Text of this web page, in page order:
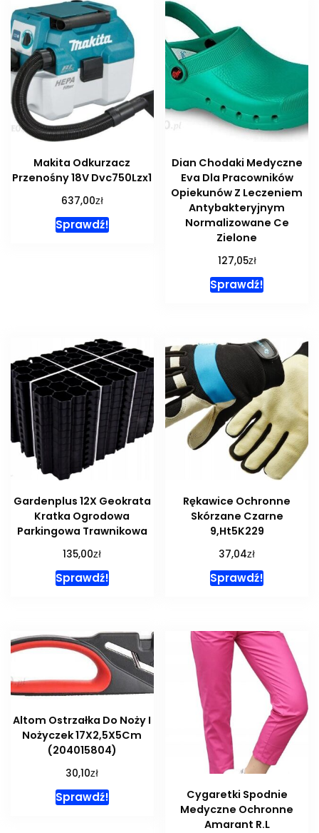
Makita Odkurzacz
Przenośny 18V Dvc750Lzx1
637,00zł
Sprawdź!
Dian Chodaki Medyczne
Eva Dla Pracowników
Opiekunów Z Leczeniem
Antybakteryjnym
Normalizowane Ce
Zielone
127,05zł
Sprawdź!
Gardenplus 12X Geokrata
Kratka Ogrodowa
Parkingowa Trawnikowa
135,00zł
Sprawdź!
Rękawice Ochronne
Skórzane Czarne
9,Ht5K229
37,04zł
Sprawdź!
Altom Ostrzałka Do Noży I
Nożyczek 17X2,5X5Cm
(204015804)
30,10zł
Sprawdź!
Cygaretki Spodnie
Medyczne Ochronne
Amarant R.L